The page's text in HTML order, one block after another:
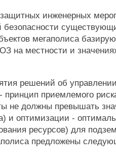
инженерных
безопасности
мегаполиса
на местности и
решений об
принцип приемлемого
не должны превышать
и оптимизации -
ресурсов) для
предложены